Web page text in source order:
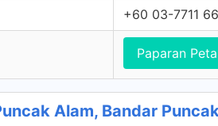
+60 03-7711
Paparan Peta
Alam, Bandar